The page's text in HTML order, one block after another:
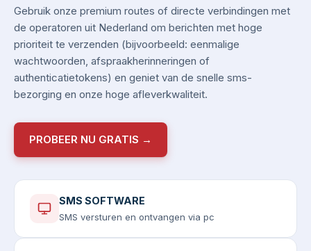
Gebruik onze premium routes of directe verbindingen met
de operatoren uit Nederland om berichten met hoge
prioriteit te verzenden (bijvoorbeeld: eenmalige
wachtwoorden, afspraakherinneringen of
authenticatietokens) en geniet van de snelle sms-
bezorging en onze hoge afleverkwaliteit.
PROBEER NU GRATIS →
SMS SOFTWARE
SMS versturen en ontvangen via pc